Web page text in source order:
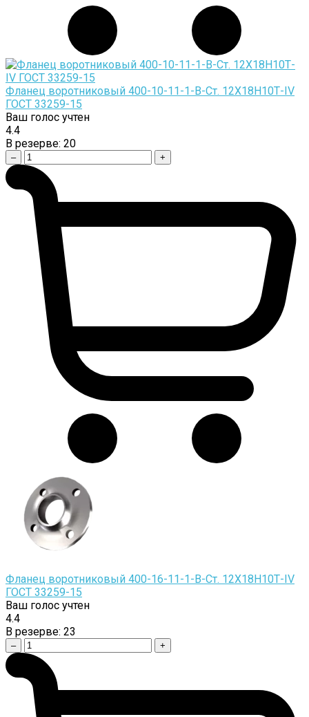
Фланец воротниковый 400-10-11-1-B-Cт. 12Х18Н10Т-IV
ГОСТ 33259-15
Ваш голос учтен
4.4
В резерве: 20
– +
Фланец воротниковый 400-16-11-1-B-Cт. 12Х18Н10Т-IV
ГОСТ 33259-15
Ваш голос учтен
4.4
В резерве: 23
– +